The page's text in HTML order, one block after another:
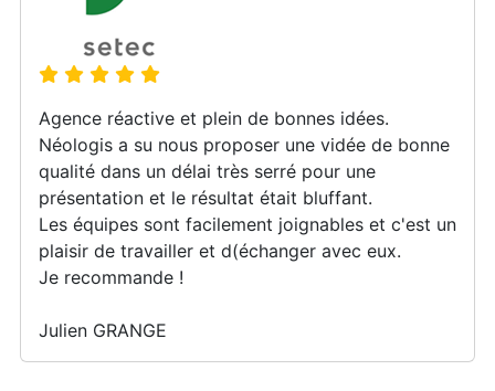
Agence réactive et plein de bonnes idées.
Néologis a su nous proposer une vidée de bonne
qualité dans un délai très serré pour une
présentation et le résultat était bluffant.
Les équipes sont facilement joignables et c'est un
plaisir de travailler et d(échanger avec eux.
Je recommande !
Julien GRANGE